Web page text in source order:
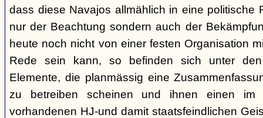
dass diese Navajos allmählich in eine politische
nur der Beachtung sondern auch der
heute noch nicht von einer festen Organisation
Rede sein kann, so befinden sich unter
Elemente, die planmässig eine
zu betreiben scheinen und ihnen einen im
vorhandenen HJ-und damit staatsfeindlichen